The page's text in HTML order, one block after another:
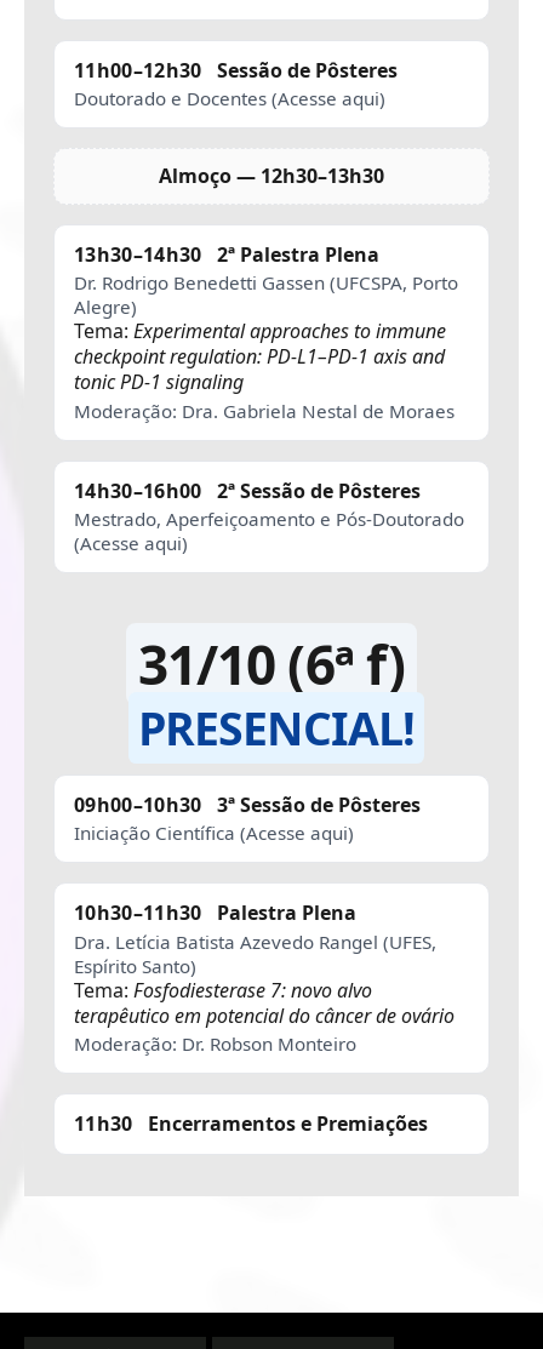
11h00–12h30 Sessão de Pôsteres
Doutorado e Docentes (Acesse aqui)
Almoço — 12h30–13h30
13h30–14h30 2ª Palestra Plena
Dr. Rodrigo Benedetti Gassen (UFCSPA, Porto
Alegre)
Tema: Experimental approaches to immune
checkpoint regulation: PD-L1–PD-1 axis and
tonic PD-1 signaling
Moderação: Dra. Gabriela Nestal de Moraes
14h30–16h00 2ª Sessão de Pôsteres
Mestrado, Aperfeiçoamento e Pós-Doutorado
(Acesse aqui)
31/10 (6ª f)
PRESENCIAL!
09h00–10h30 3ª Sessão de Pôsteres
Iniciação Científica (Acesse aqui)
10h30–11h30 Palestra Plena
Dra. Letícia Batista Azevedo Rangel (UFES,
Espírito Santo)
Tema: Fosfodiesterase 7: novo alvo
terapêutico em potencial do câncer de ovário
Moderação: Dr. Robson Monteiro
11h30 Encerramentos e Premiações